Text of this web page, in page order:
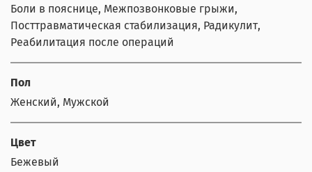
Боли в пояснице, Межпозвонковые грыжи,
Посттравматическая стабилизация, Радикулит,
Реабилитация после операций
Пол
Женский, Мужской
Цвет
Бежевый